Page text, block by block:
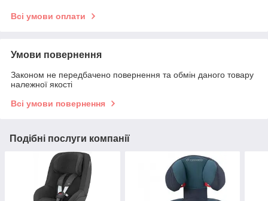
Всі умови оплати
Умови повернення
Законом не передбачено повернення та обмін даного товару
належної якості
Всі умови повернення
Подібні послуги компанії